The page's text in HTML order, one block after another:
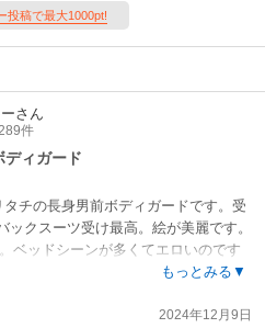
投稿で最大1000pt!
さん
件
ディガード
チの長身男前ボディガードです。受
クスーツ受け最高。絵が美麗です。
ベッドシーンが多くてエロいのです
、そこもう少し詳しく書いて欲しかっ
の好みがドンピシャなので最終的には
もっとみる▼
2024年12月9日